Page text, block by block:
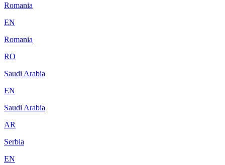
Romania
EN
Romania
RO
Saudi Arabia
EN
Saudi Arabia
AR
Serbia
EN